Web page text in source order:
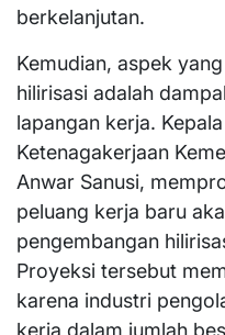
berkelanjutan.
Kemudian, aspek
hilirisasi adalah
lapangan kerja.
Ketenagakerjaan
Anwar Sanusi,
peluang kerja baru
pengembangan
Proyeksi tersebut
karena industri
kerja dalam jumlah